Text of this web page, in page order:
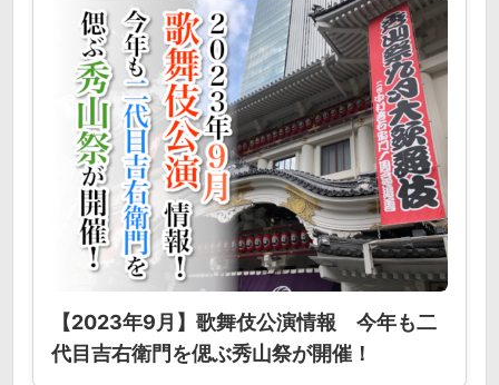
【2023年9月】歌舞伎公演情報 今年も二
代目吉右衛門を偲ぶ秀山祭が開催！